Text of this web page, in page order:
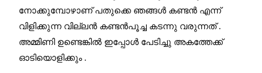
നോക്കുമ്പോഴാണ് പതുക്കെ ഞങ്ങൾ കണ്ടൻ എന്ന്
വിളിക്കുന്ന വില്ലൻ കണ്ടൻപൂച്ച കടന്നു വരുന്നത് .
അമ്മിണി ഉണ്ടെങ്കിൽ ഇപ്പോൾ പേടിച്ചു അകത്തേക്ക്
ഓടിയൊളിക്കും .